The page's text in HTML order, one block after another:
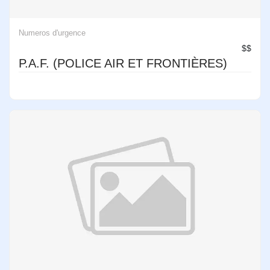
Numeros d'urgence
$$
P.A.F. (POLICE AIR ET FRONTIÈRES)